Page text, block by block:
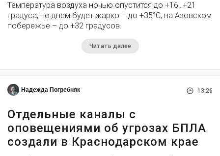
Температура воздуха ночью опустится до +16…+21
градуса, но днем будет жарко – до +35°С, на Азовском
побережье – до +32 градусов.
Читать далее
Надежда Погребняк 13:26
Отдельные каналы с
оповещениями об угрозах БПЛА
создали в Краснодарском крае